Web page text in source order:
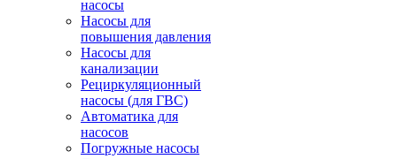
насосы
Насосы для
повышения давления
Насосы для
канализации
Рециркуляционный
насосы (для ГВС)
Автоматика для
насосов
Погружные насосы